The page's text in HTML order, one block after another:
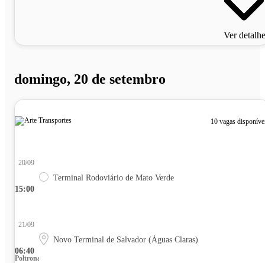
Ver
domingo, 20 de setembro
10 vagas
15:00
20/09
Terminal Rodoviário de Mato Verde
06:40
21/09
Novo Terminal de Salvador (Águas Claras)
Poltrona